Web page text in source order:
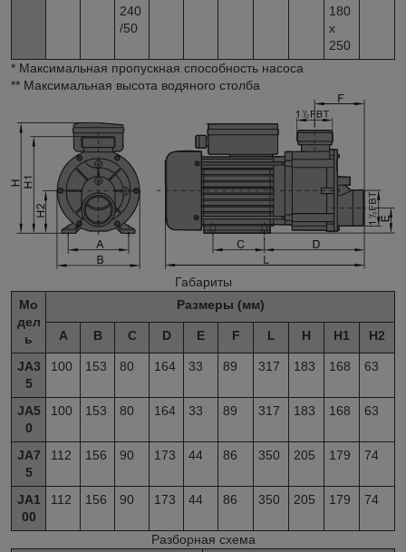
240
/50
180
x
250
* Максимальная пропускная способность насоса
** Максимальная высота водяного столба
Габариты
Мо
дел
ь
Размеры (мм)
A B C D E F L H H1 H2
JA3
5
100 153 80 164 33 89 317 183 168 63
JA5
0
100 153 80 164 33 89 317 183 168 63
JA7
5
112 156 90 173 44 86 350 205 179 74
JA1
00
112 156 90 173 44 86 350 205 179 74
Разборная схема